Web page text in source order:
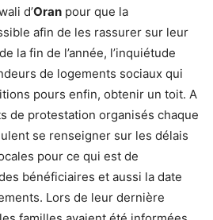
d’Oran pour que la
afin de les rassurer sur leur
la fin de l’année, l’inquiétude
de logements sociaux qui
pours enfin, obtenir un toit. A
de protestation organisés chaque
se renseigner sur les délais
pour ce qui est de
bénéficiaires et aussi la date
Lors de leur dernière